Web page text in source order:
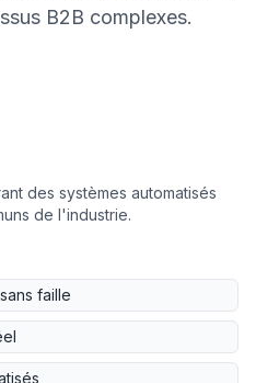
B2B complexes.
des systèmes automatisés
de l'industrie.
faille